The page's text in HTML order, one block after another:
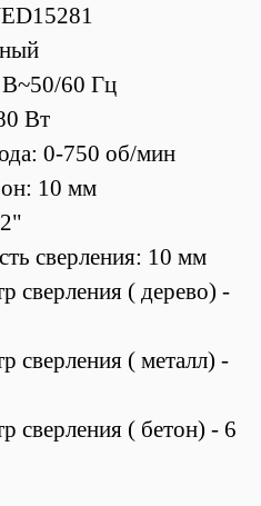
60 Гц
Вт
0-750 об/мин
10 мм
сверления: 10 мм
сверления ( дерево) -
сверления ( металл) -
сверления ( бетон) - 6